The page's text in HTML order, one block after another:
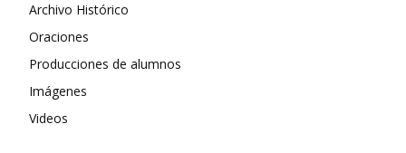
Archivo Histórico
Oraciones
Producciones de alumnos
Imágenes
Videos